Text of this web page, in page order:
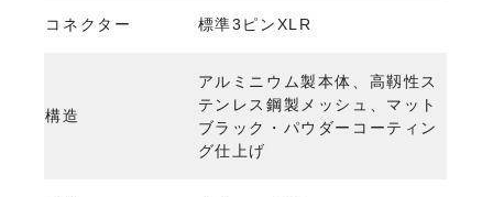
コネクター 標準3ピンXLR
構造
アルミニウム製本体、高靱性ス
テンレス鋼製メッシュ、マット
ブラック・パウダーコーティン
グ仕上げ